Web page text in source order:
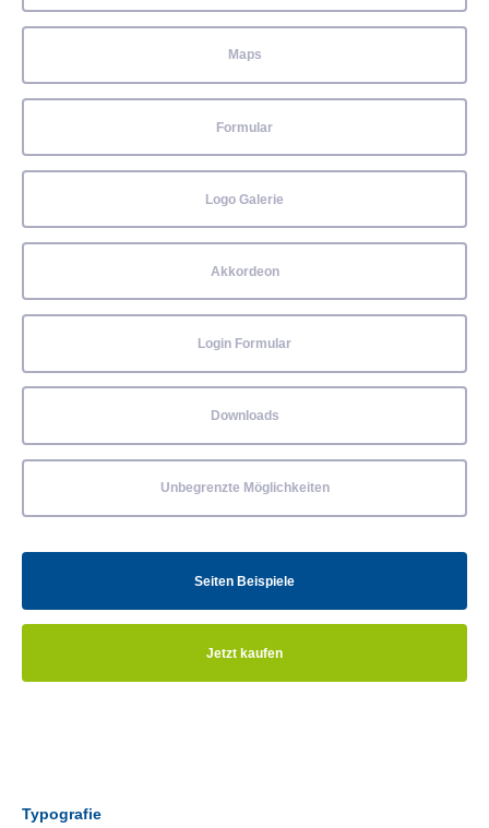
Maps
Formular
Logo Galerie
Akkordeon
Login Formular
Downloads
Unbegrenzte Möglichkeiten
Seiten Beispiele
Jetzt kaufen
Typografie